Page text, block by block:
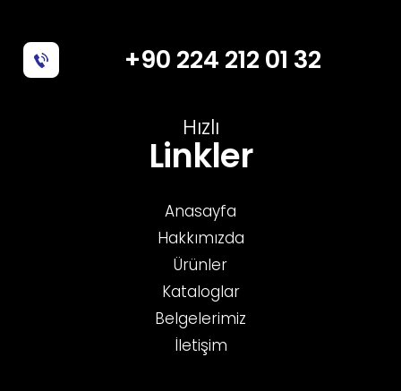
+90 224 212 01 32
Hızlı
Linkler
Anasayfa
Hakkımızda
Ürünler
Kataloglar
Belgelerimiz
İletişim